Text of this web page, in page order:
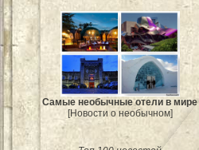
Самые необычные отели в мире
[Новости о необычном]